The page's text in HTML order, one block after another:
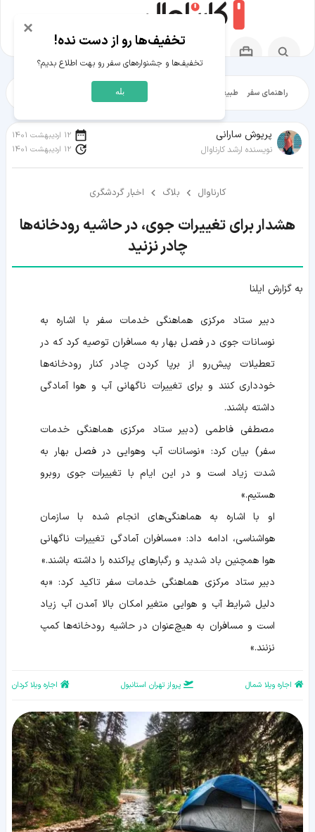
راهنمای سفر طبیعت‌گردی شهرگردی
پریوش سارانی
نویسنده ارشد کارناوال
12 اردیبهشت 1401
12 اردیبهشت 1401
کارناوال بلاگ اخبار گردشگری
هشدار برای تغییرات جوی، در حاشیه رودخانه‌ها
چادر نزنید
به گزارش ایلنا
دبیر ستاد مرکزی هماهنگی خدمات سفر با اشاره به
نوسانات جوی در فصل بهار به مسافران توصیه کرد که در
تعطیلات پیش‌رو از برپا کردن چادر کنار رودخانه‌ها
خودداری کنند و برای تغییرات ناگهانی آب و هوا آمادگی
داشته باشند.
مصطفی فاطمی (دبیر ستاد مرکزی هماهنگی خدمات
سفر) بیان کرد: «نوسانات آب وهوایی در فصل بهار به
شدت زیاد است و در این ایام با تغییرات جوی روبرو
هستیم.»
او با اشاره به هماهنگی‌های انجام شده با سازمان
هواشناسی، ادامه داد: «مسافران آمادگی تغییرات ناگهانی
هوا همچنین باد شدید و رگبارهای پراکنده را داشته باشند.»
دبیر ستاد مرکزی هماهنگی خدمات سفر تاکید کرد: «به
دلیل شرایط آب و هوایی متغیر امکان بالا آمدن آب زیاد
است و مسافران به هیچ‌عنوان در حاشیه رودخانه‌ها کمپ
نزنند.»
اجاره ویلا شمال پرواز تهران استانبول اجاره ویلا کردان
×
تخفیف‌ها رو از دست نده!
تخفیف‌ها و جشنواره‌های سفر رو بهت اطلاع بدیم؟
بله